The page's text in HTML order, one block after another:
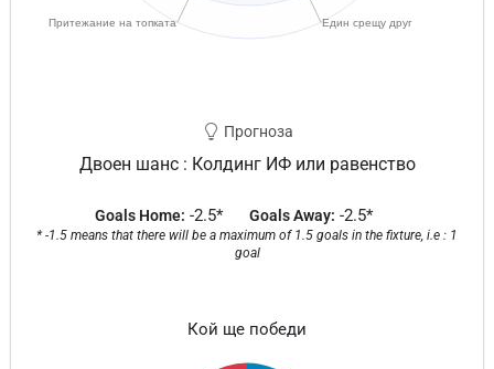
Прогноза
Двоен шанс : Колдинг ИФ или равенство
Goals Home: -2.5* Goals Away: -2.5*
* -1.5 means that there will be a maximum of 1.5 goals in the fixture, i.e : 1
goal
Кой ще победи